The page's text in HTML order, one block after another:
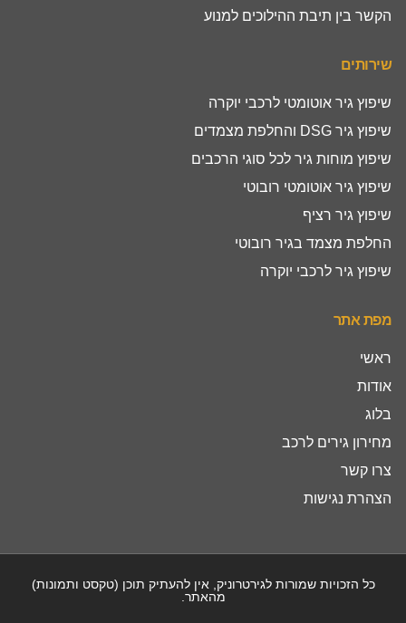
הקשר בין תיבת ההילוכים למנוע
שירותים
שיפוץ גיר אוטומטי לרכבי יוקרה
שיפוץ גיר DSG והחלפת מצמדים
שיפוץ מוחות גיר לכל סוגי הרכבים
שיפוץ גיר אוטומטי רובוטי
שיפוץ גיר רציף
החלפת מצמד בגיר רובוטי
שיפוץ גיר לרכבי יוקרה
מפת אתר
ראשי
אודות
בלוג
מחירון גירים לרכב
צרו קשר
הצהרת נגישות
כל הזכויות שמורות לגירטרוניק, אין להעתיק תוכן (טקסט ותמונות)
מהאתר.